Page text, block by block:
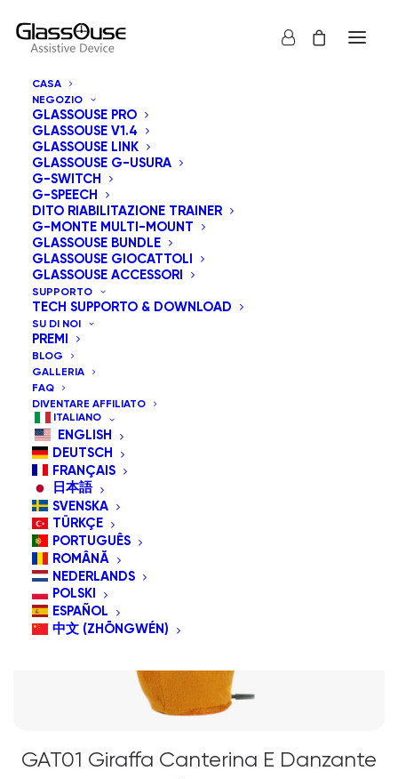
CASA
NEGOZIO
GLASSOUSE PRO
GLASSOUSE V1.4
GLASSOUSE LINK
GLASSOUSE G-USURA
G-SWITCH
G-SPEECH
DITO RIABILITAZIONE TRAINER
G-MONTE MULTI-MOUNT
GLASSOUSE BUNDLE
GLASSOUSE GIOCATTOLI
GLASSOUSE ACCESSORI
SUPPORTO
TECH SUPPORTO & DOWNLOAD
SU DI NOI
PREMI
BLOG
GALLERIA
FAQ
DIVENTARE AFFILIATO
ITALIANO
ENGLISH
DEUTSCH
FRANÇAIS
日本語
SVENSKA
TÜRKÇE
PORTUGUÊS
ROMÂNĂ
NEDERLANDS
POLSKI
ESPAÑOL
中文 (ZHŌNGWÉN)
Mostra tutto
Ordinamento predefinito
Popolarità
Ordina in base al più recente
Prezzo: dal più caro
GAT01 Giraffa Canterina E Danzante